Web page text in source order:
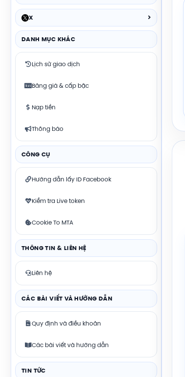
X
DANH MỤC KHÁC
Lịch sử giao dịch
Bảng giá & cấp bậc
Nạp tiền
Thông báo
CÔNG CỤ
Hướng dẫn lấy ID Facebook
Kiểm tra Live token
Cookie To MTA
THÔNG TIN & LIÊN HỆ
Liên hệ
CÁC BÀI VIẾT VÀ HƯỚNG DẪN
Quy định và điều khoản
Các bài viết và hướng dẫn
TIN TỨC